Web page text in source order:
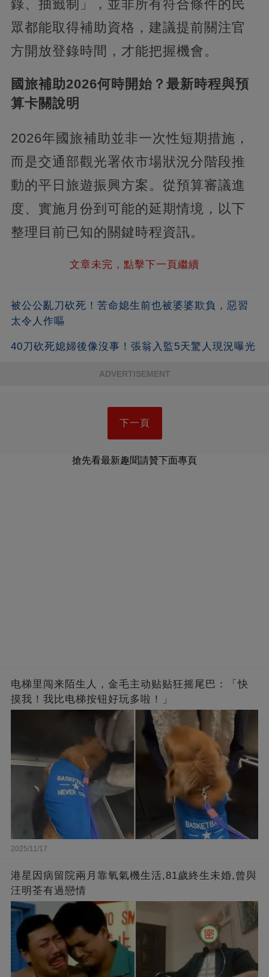
錄、抽籤制」，並非所有符合條件的民
眾都能取得補助資格，建議提前關注官
方開放登錄時間，才能把握機會。
國旅補助2026何時開始？最新時程與預
算卡關說明
2026年國旅補助並非一次性短期措施，
而是交通部觀光署依市場狀況分階段推
動的平日旅遊振興方案。從預算審議進
度、實施月份到可能的延期情境，以下
整理目前已知的關鍵時程資訊。
文章未完，點擊下一頁繼續
被公公亂刀砍死！苦命媳生前也被婆婆欺負，惡習
太令人作嘔
40刀砍死媳婦後像沒事！張翁入監5天驚人現況曝光
ADVERTISEMENT
下一頁
搶先看最新趣聞請贊下面專頁
电梯里闯来陌生人，金毛主动贴贴狂摇尾巴：「快
摸我！我比电梯按钮好玩多啦！」
2025/11/17
港星因病留院兩月靠氧氣機生活,81歲終生未婚,曾與
汪明荃有過戀情